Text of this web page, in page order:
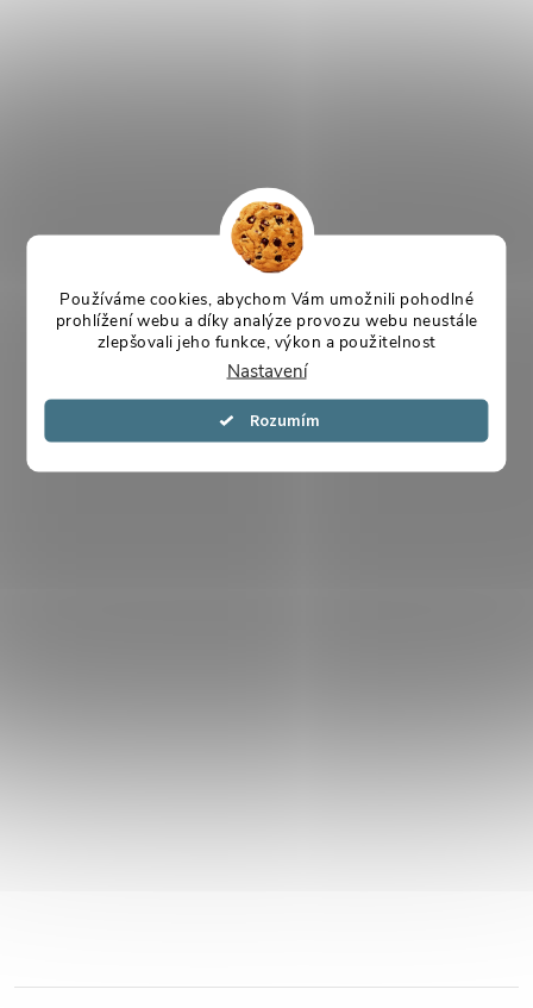
Používáme cookies, abychom Vám umožnili pohodlné
prohlížení webu a díky analýze provozu webu neustále
zlepšovali jeho funkce, výkon a použitelnost
Nastavení
Souhlasím